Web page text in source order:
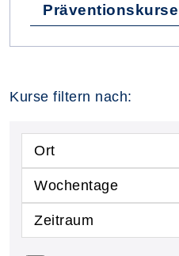
Präventionskurse
Kurse filtern nach:
Ort
Wochentage
Zeitraum